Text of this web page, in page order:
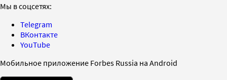
Мы в соцсетях:
Telegram
ВКонтакте
YouTube
Мобильное приложение Forbes Russia на Android